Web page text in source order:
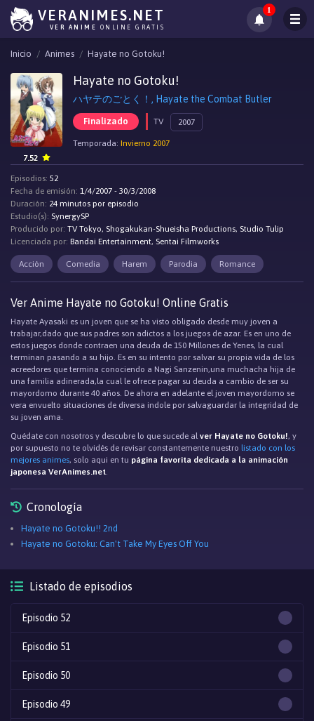
VERANIMES.NET
VER ANIME ONLINE GRATIS
1
Inicio Animes Hayate no Gotoku!
Hayate no Gotoku!
ハヤテのごとく！, Hayate the Combat Butler
Finalizado TV 2007
Temporada: Invierno 2007
7.52
Episodios: 52
Fecha de emisión: 1/4/2007 - 30/3/2008
Duración: 24 minutos por episodio
Estudio(s): SynergySP
Producido por: TV Tokyo, Shogakukan-Shueisha Productions, Studio Tulip
Licenciada por: Bandai Entertainment, Sentai Filmworks
Acción Comedia Harem Parodia Romance
Ver Anime Hayate no Gotoku! Online Gratis
Hayate Ayasaki es un joven que se ha visto obligado desde muy joven a
trabajar,dado que sus padres son adictos a los juegos de azar. Es en uno de
estos juegos donde contraen una deuda de 150 Millones de Yenes, la cual
terminan pasando a su hijo. Es en su intento por salvar su propia vida de los
acreedores que termina conociendo a Nagi Sanzenin,una muchacha hija de
una familia adinerada,la cual le ofrece pagar su deuda a cambio de ser su
mayordomo durante 40 años. De ahora en adelante el joven mayordomo se
vera envuelto situaciones de diversa indole por salvaguardar la integridad de
su joven ama.
Quédate con nosotros y descubre lo que sucede alver Hayate no Gotoku!, y
por supuesto no te olvidés de revisar constantemente nuestro listado con los
mejores animes, solo aqui en tu página favorita dedicada a la animación
japonesa VerAnimes.net.
Cronología
Hayate no Gotoku!! 2nd
Hayate no Gotoku: Can't Take My Eyes Off You
Listado de episodios
Episodio 52
Episodio 51
Episodio 50
Episodio 49